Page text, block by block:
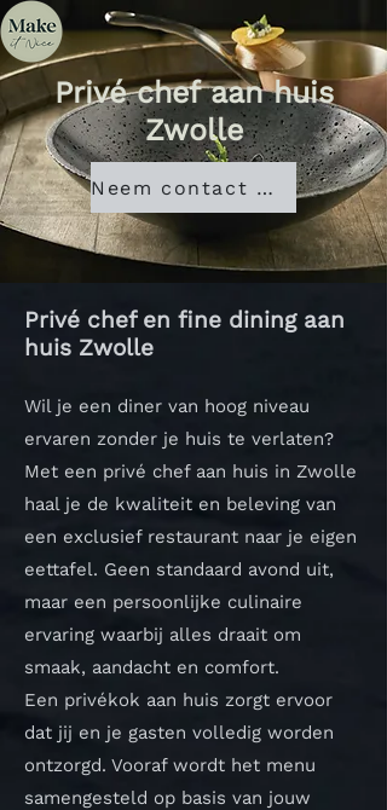
Privé chef aan huis
Zwolle
Neem contact met ons op
Privé chef en fine dining aan
huis Zwolle
Wil je een diner van hoog niveau
ervaren zonder je huis te verlaten?
Met een privé chef aan huis in Zwolle
haal je de kwaliteit en beleving van
een exclusief restaurant naar je eigen
eettafel. Geen standaard avond uit,
maar een persoonlijke culinaire
ervaring waarbij alles draait om
smaak, aandacht en comfort.
Een privékok aan huis zorgt ervoor
dat jij en je gasten volledig worden
ontzorgd. Vooraf wordt het menu
samengesteld op basis van jouw